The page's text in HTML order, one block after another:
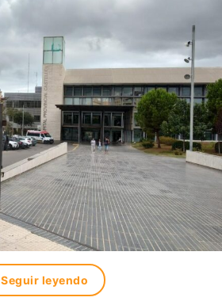
Seguir leyendo